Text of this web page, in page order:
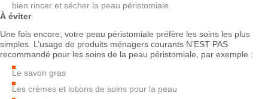
bien rincer et sécher la peau péristomiale.
À éviter
Une fois encore, votre peau péristomiale préfère les soins les plus
simples. L’usage de produits ménagers courants N’EST PAS
recommandé pour les soins de la peau péristomiale, par exemple :
Le savon gras
Les crèmes et lotions de soins pour la peau